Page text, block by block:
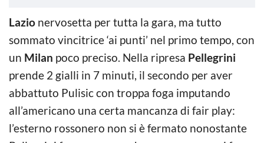
Lazio nervosetta per tutta la gara, ma tutto
sommato vincitrice ‘ai punti’ nel primo tempo, con
un Milan poco preciso. Nella ripresa Pellegrini
prende 2 gialli in 7 minuti, il secondo per aver
abbattuto Pulisic con troppa foga imputando
all’americano una certa mancanza di fair play:
l’esterno rossonero non si è fermato nonostante